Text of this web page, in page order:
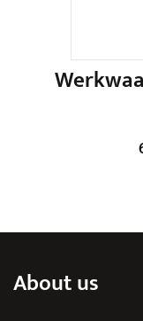
About us